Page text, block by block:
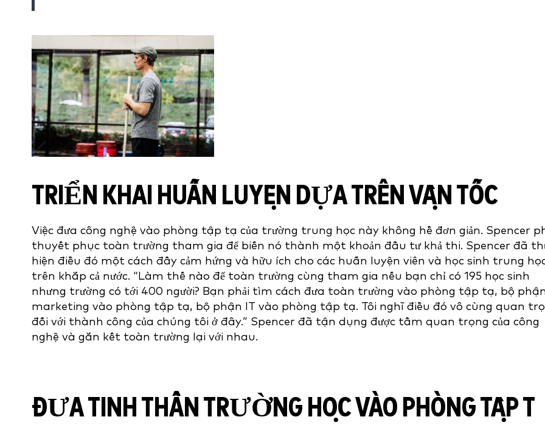
TRIỂN KHAI HUẤN LUYỆN DỰA TRÊN VẬN TỐC
Việc đưa công nghệ vào phòng tập tạ của trường trung học này không hề đơn giản. Spencer
thuyết phục toàn trường tham gia để biến nó thành một khoản đầu tư khả thi. Spencer đã
hiện điều đó một cách đầy cảm hứng và hữu ích cho các huấn luyện viên và học sinh trung
trên khắp cả nước. “Làm thế nào để toàn trường cùng tham gia nếu bạn chỉ có 195 học sinh
nhưng trường có tới 400 người? Bạn phải tìm cách đưa toàn trường vào phòng tập tạ, bộ
marketing vào phòng tập tạ, bộ phận IT vào phòng tập tạ. Tôi nghĩ điều đó vô cùng quan
đối với thành công của chúng tôi ở đây.” Spencer đã tận dụng được tầm quan trọng của công
nghệ và gắn kết toàn trường lại với nhau.
ĐƯA TINH THẦN TRƯỜNG HỌC VÀO PHÒNG TẬP T